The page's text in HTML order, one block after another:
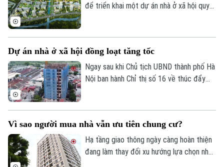
Chuyên mục
Thời sự
Hà Nội
Chính trị
Hà Nội
Nhịp sống Hà Nội
Thế giới
để triển khai một dự án nhà ở xã hội quy
Dự án nhà ở xã hội đồng loạt tăng tốc
Ngay sau khi Chủ tịch UBND thành phố Hà
Nội ban hành Chỉ thị số 16 về thúc đẩy
Vì sao người mua nhà vẫn ưu tiên chung cư?
Hạ tầng giao thông ngày càng hoàn thiện
đang làm thay đổi xu hướng lựa chọn nhà